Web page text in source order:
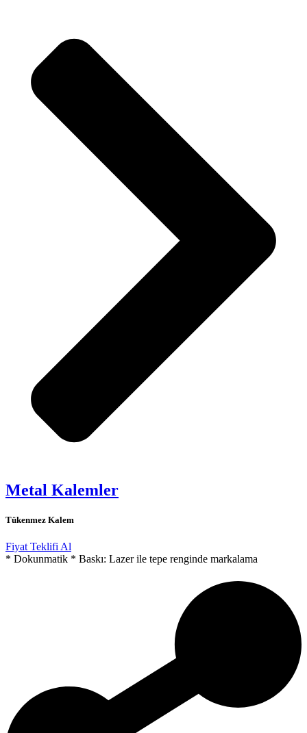
Metal Kalemler
Tükenmez Kalem
Fiyat Teklifi Al
* Dokunmatik * Baskı: Lazer ile tepe renginde markalama